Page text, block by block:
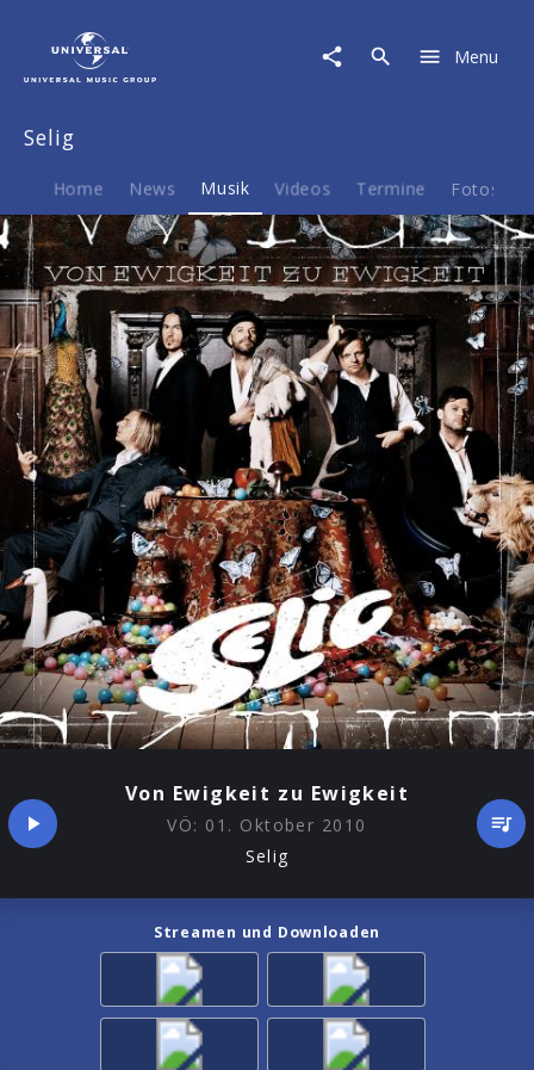
Ewigkeit
Ewigkeit
Menu
Selig
Home News Musik Videos Termine Fotos
Von Ewigkeit zu Ewigkeit
VÖ: 01. Oktober 2010
Selig
Streamen und Downloaden